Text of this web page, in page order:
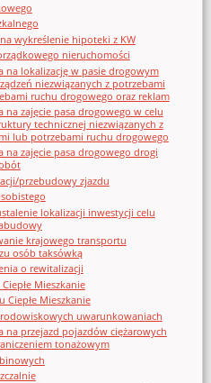
wykreślenie hipoteki z KW
nieruchomości
na lokalizację w pasie drogowym
niezwiązanych z potrzebami
ruchu drogowego oraz reklam
zajęcie pasa drogowego w celu
technicznej niezwiązanych z
lub potrzebami ruchu drogowego
zajęcie pasa drogowego drogi
przebudowy zjazdu
lokalizacji inwestycji celu
krajowego transportu
osób taksówką
o rewitalizacji
Mieszkanie
Ciepłe Mieszkanie
uwarunkowaniach
na przejazd pojazdów ciężarowych
tonażowym